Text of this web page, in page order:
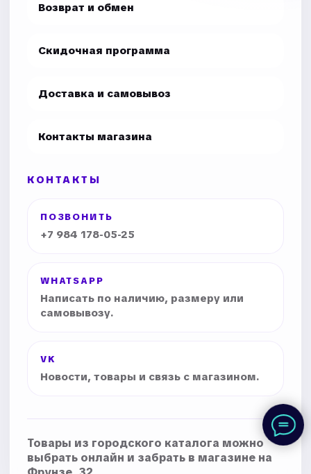
Возврат и обмен
Скидочная программа
Доставка и самовывоз
Контакты магазина
КОНТАКТЫ
ПОЗВОНИТЬ
+7 984 178-05-25
WHATSAPP
Написать по наличию, размеру или
самовывозу.
VK
Новости, товары и связь с магазином.
Товары из городского каталога можно
выбрать онлайн и забрать в магазине на